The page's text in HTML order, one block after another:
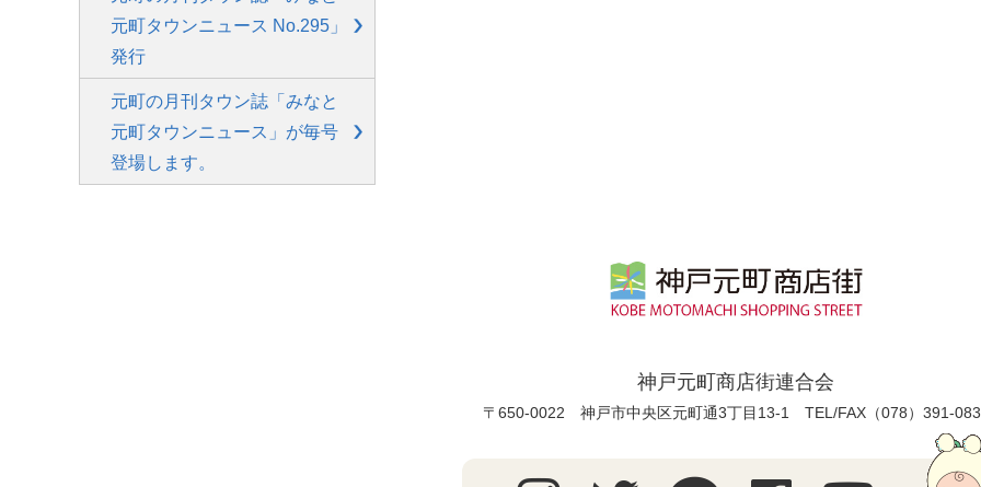
元町タウンニュース No.295」
発行
元町の月刊タウン誌「みなと
元町タウンニュース」が毎号
登場します。
神戸元町商店街連合会
〒650-0022 神戸市中央区元町通3丁目13-1 TEL/FAX（078）391-